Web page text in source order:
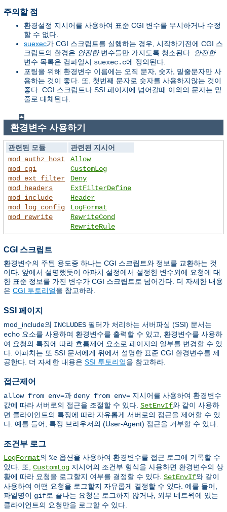
주의할 점
환경설정 지시어를 사용하여 표준 CGI 변수를 무시하거나 수정
할 수 없다.
suexec가 CGI 스크립트를 실행하는 경우, 시작하기전에 CGI 스
크립트의 환경은 안전한변수들만 가지도록 청소된다.
안전한
변수 목록은 컴파일시 suexec.c에 정의된다.
포팅을 위해 환경변수 이름에는 오직 문자, 숫자, 밑줄문자만 사
용하는 것이 좋다. 또, 첫번째 문자로 숫자를 사용하지않는 것이
좋다. CGI 스크립트나 SSI 페이지에 넘어갈때 이외의 문자는 밑
줄로 대체된다.
환경변수 사용하기
관련된 모듈
관련된 지시어
mod_authz_host
mod_cgi
mod_ext_filter
mod_headers
mod_include
mod_log_config
mod_rewrite
Allow
CustomLog
Deny
ExtFilterDefine
Header
LogFormat
RewriteCond
RewriteRule
CGI 스크립트
환경변수의 주된 용도중 하나는 CGI 스크립트와 정보를 교환하는 것
이다. 앞에서 설명했듯이 아파치 설정에서 설정한 변수외에 요청에 대
한 표준 정보를 가진 변수가 CGI 스크립트로 넘어간다. 더 자세한 내용
은 CGI 투토리얼을 참고하라.
SSI 페이지
mod_include의 INCLUDES 필터가 처리하는 서버파싱 (SSI) 문서는
echo 요소를 사용하여 환경변수를 출력할 수 있고, 환경변수를 사용하
여 요청의 특징에 따라 흐름제어 요소로 페이지의 일부를 변경할 수 있
다. 아파치는 또 SSI 문서에게 위에서 설명한 표준 CGI 환경변수를 제
공한다. 더 자세한 내용은 SSI 투토리얼을 참고하라.
접근제어
allow from env=과 deny from env= 지시어를 사용하여 환경변수
값에 따라 서버로의 접근을 조절할 수 있다. SetEnvIf와 같이 사용하
면 클라이언트의 특징에 따라 자유롭게 서버로의 접근을 제어할 수 있
다. 예를 들어, 특정 브라우저의 (User-Agent) 접근을 거부할 수 있다.
조건부 로그
LogFormat의 %e 옵션을 사용하여 환경변수를 접근 로그에 기록할 수
있다. 또, CustomLog 지시어의 조건부 형식을 사용하면 환경변수의 상
황에 따라 요청을 로그할지 여부를 결정할 수 있다. SetEnvIf와 같이
사용하여 어떤 요청을 로그할지 자유롭게 결정할 수 있다. 예를 들어,
파일명이 gif로 끝나는 요청은 로그하지 않거나, 외부 네트웍에 있는
클라이언트의 요청만을 로그할 수 있다.